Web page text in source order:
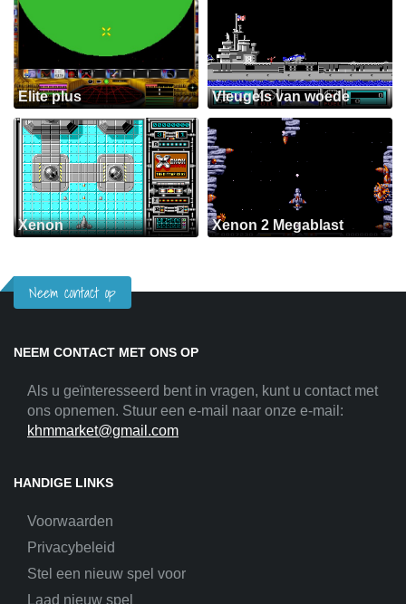
Elite plus Vleugels van woede
Xenon Xenon 2 Megablast
Neem contact op
NEEM CONTACT MET ONS OP
Als u geïnteresseerd bent in vragen, kunt u contact met
ons opnemen. Stuur een e-mail naar onze e-mail:
khmmarket@gmail.com
HANDIGE LINKS
Voorwaarden
Privacybeleid
Stel een nieuw spel voor
Laad nieuw spel